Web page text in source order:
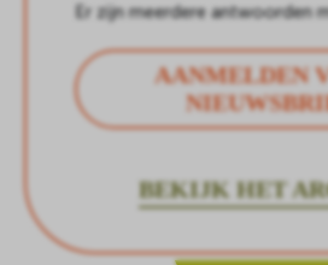
Er zijn meerdere antwoorden
AANMELDEN
BEKIJK HET